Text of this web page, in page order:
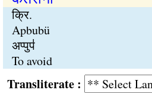
क्रि.
Apbubü
अप्पुप॑
To avoid
: